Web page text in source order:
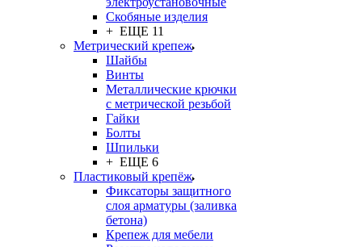
Скобяные изделия
+ ЕЩЕ 11
Метрический крепеж
Шайбы
Винты
Металлические крючки
с метрической резьбой
Гайки
Болты
Шпильки
+ ЕЩЕ 6
Пластиковый крепёж
Фиксаторы защитного
слоя арматуры (заливка
бетона)
Крепеж для мебели